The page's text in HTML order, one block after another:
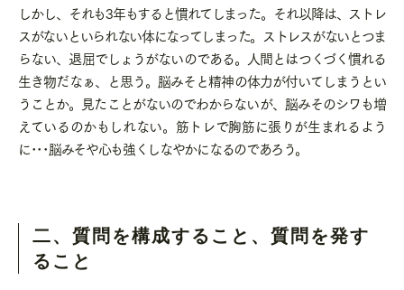
しかし、それも3年もすると慣れてしまった。それ以降は、ストレ
スがないといられない体になってしまった。ストレスがないとつま
らない、退屈でしょうがないのである。人間とはつくづく慣れる
生き物だなぁ、と思う。脳みそと精神の体力が付いてしまうとい
うことか。見たことがないのでわからないが、脳みそのシワも増
えているのかもしれない。筋トレで胸筋に張りが生まれるよう
に･･･脳みそや心も強くしなやかになるのであろう。
二、質問を構成すること、質問を発す
ること